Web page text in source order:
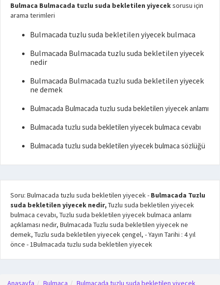
Bulmaca Bulmacada tuzlu suda bekletilen yiyeceksorusu için
arama terimleri
Bulmacada tuzlu suda bekletilen yiyecek bulmaca
Bulmacada Bulmacada tuzlu suda bekletilen yiyecek
nedir
Bulmacada Bulmacada tuzlu suda bekletilen yiyecek
ne demek
Bulmacada Bulmacada tuzlu suda bekletilen yiyecek anlamı
Bulmacada tuzlu suda bekletilen yiyecek bulmaca cevabı
Bulmacada tuzlu suda bekletilen yiyecek bulmaca sözlüğü
Soru: Bulmacada tuzlu suda bekletilen yiyecek- Bulmacada Tuzlu
suda bekletilen yiyecek nedir,Tuzlu suda bekletilen yiyecek
bulmaca cevabı, Tuzlu suda bekletilen yiyecek bulmaca anlamı
açıklaması nedir, Bulmacada Tuzlu suda bekletilen yiyecek ne
demek, Tuzlu suda bekletilen yiyecek çengel, - Yayın Tarihi : 4 yıl
önce -1Bulmacada tuzlu suda bekletilen yiyecek
Anasayfa Bulmaca Bulmacada tuzlu suda bekletilen yiyecek